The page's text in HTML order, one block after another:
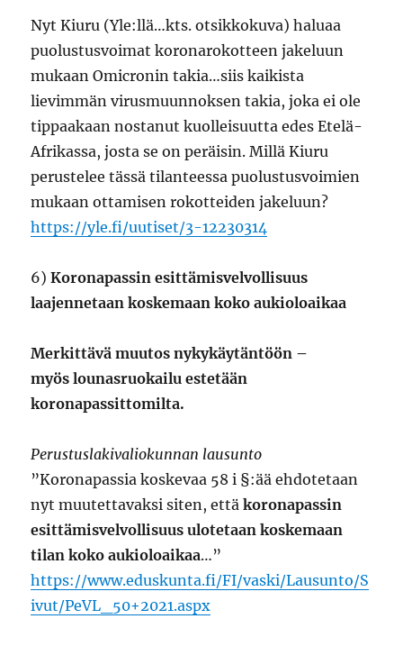
Nyt Kiuru (Yle:llä…kts. otsikkokuva) haluaa
puolustusvoimat koronarokotteen jakeluun
mukaan Omicronin takia…siis kaikista
lievimmän virusmuunnoksen takia, joka ei ole
tippaakaan nostanut kuolleisuutta edes Etelä-
Afrikassa, josta se on peräisin. Millä Kiuru
perustelee tässä tilanteessa puolustusvoimien
mukaan ottamisen rokotteiden jakeluun?
https://yle.fi/uutiset/3-12230314
6)Koronapassin esittämisvelvollisuus
laajennetaan koskemaan koko aukioloaikaa
Merkittävä muutos nykykäytäntöön –
myös lounasruokailu estetään
koronapassittomilta.
Perustuslakivaliokunnan lausunto
”Koronapassia koskevaa 58 i §:ää ehdotetaan
nyt muutettavaksi siten, ettäkoronapassin
esittämisvelvollisuus ulotetaan koskemaan
tilan koko aukioloaikaa…”
https://www.eduskunta.fi/FI/vaski/Lausunto/S
ivut/PeVL_50+2021.aspx